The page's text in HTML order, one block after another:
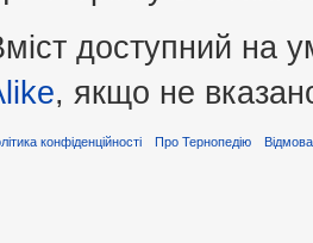
доступний на
, якщо не
конфіденційності Про Тернопедію Відмова